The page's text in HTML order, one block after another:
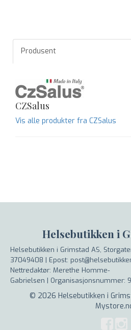
Produsent
CZSalus
Vis alle produkter fra CZSalus
Helsebutikken i
Helsebutikken i Grimstad AS,
37049408 | Epost:
Nettredaktør: Merethe Homme-
Gabrielsen | Organisasjonsnummer:
© 2026 Helsebutikken i